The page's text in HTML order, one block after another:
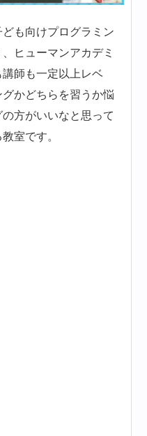
も向けプログラミン
ヒューマンアカデミ
師も一定以上レベ
かどちらを習うか悩
方がいいなと思って
室です。